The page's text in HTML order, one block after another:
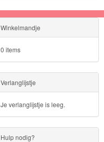
Winkelmandje
0 items
Verlanglijstje
Je verlanglijstje is leeg.
Hulp nodig?